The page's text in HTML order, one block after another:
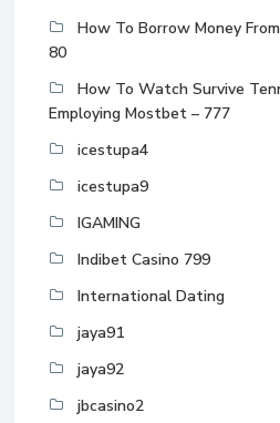
How To Borrow Money
80
How To Watch Survive
Employing Mostbet – 777
icestupa4
icestupa9
IGAMING
Indibet Casino 799
International Dating
jaya91
jaya92
jbcasino2